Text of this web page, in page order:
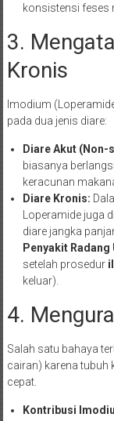
konsistensi feses
3.
Kronis
Imodium
pada dua jenis diare:
Diare Akut (Non-
biasanya
keracunan
Diare Kronis:
Loperamide juga
diare jangka
Penyakit
setelah prosedur
keluar).
4.
Salah satu bahaya
cairan) karena tubuh
cepat.
Kontribusi